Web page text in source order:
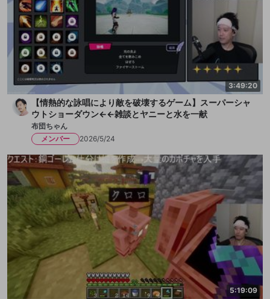
3:49:20
【情熱的な詠唱により敵を破壊するゲーム】スーパーシャ
ウトショーダウン←←雑談とヤニーと水を一献
布団ちゃん
メンバー
2026/5/24
5:19:09